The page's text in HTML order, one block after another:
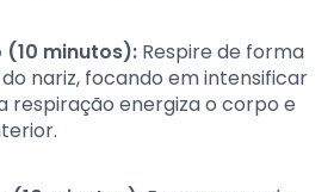
(10 minutos): Respire de forma
nariz, focando em intensificar
respiração energiza o corpo e